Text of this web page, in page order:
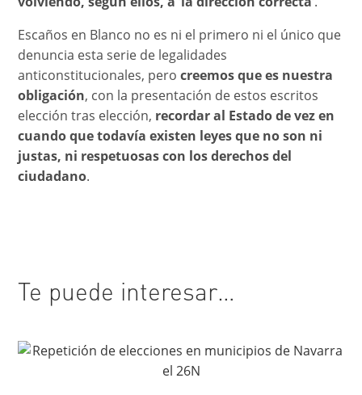
Escaños en Blanco no es ni el primero ni el único que
denuncia esta serie de legalidades
anticonstitucionales, perocreemos que es nuestra
obligación, con la presentación de estos escritos
elección tras elección, recordar al Estado de vez en
cuando que todavía existen leyes que no son ni
justas, ni respetuosas con los derechos del
ciudadano.
Te puede interesar…